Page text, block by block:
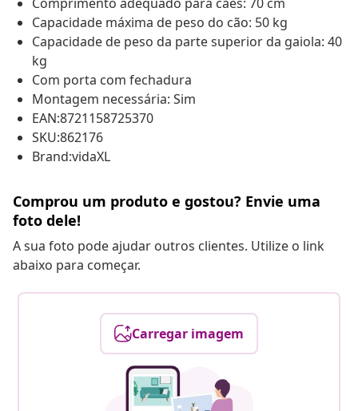
Capacidade máxima de peso do cão: 50 kg
Capacidade de peso da parte superior da gaiola: 40
kg
Com porta com fechadura
Montagem necessária: Sim
EAN:8721158725370
SKU:862176
Brand:vidaXL
Comprou um produto e gostou? Envie uma
foto dele!
A sua foto pode ajudar outros clientes. Utilize o link
abaixo para começar.
Carregar imagem